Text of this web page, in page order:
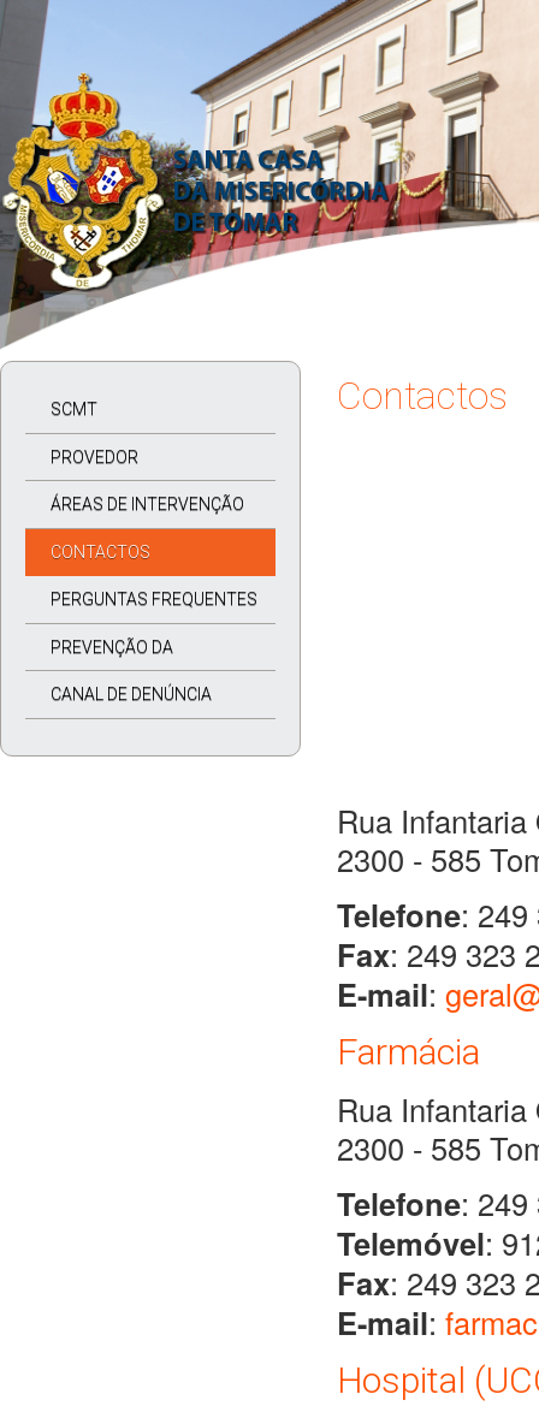
SCMT
PROVEDOR
ÁREAS DE INTERVENÇÃO
CONTACTOS
PERGUNTAS FREQUENTES
PREVENÇÃO DA
CORRUPÇÃO
CANAL DE DENÚNCIA
Contactos
Rua
2300 - 585
Telefone: 249
Fax: 249 323
E-mail:
Farmácia
Rua
2300 - 585
Telefone: 249
Telemóvel:
Fax: 249 323
E-mail:
Hospital